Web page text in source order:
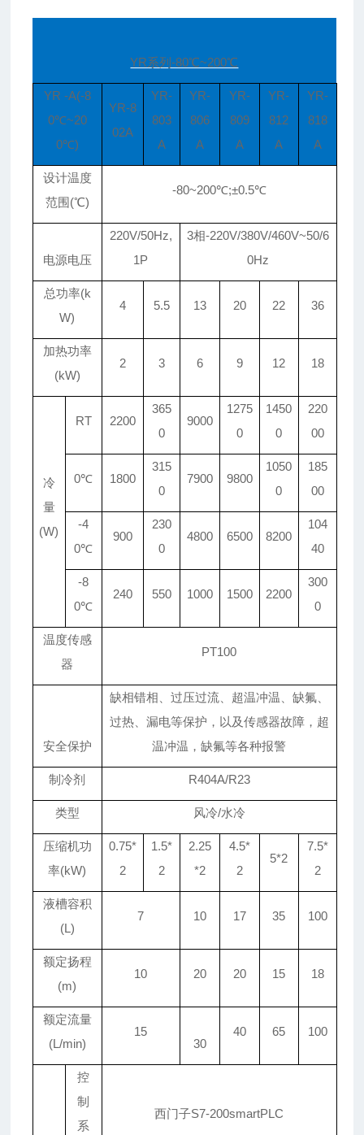
YR系列-80℃~200℃
YR -A(-8
0℃~20
0℃)
YR-8
02A
YR-
803
A
YR-
806
A
YR-
809
A
YR-
812
A
YR-
818
A
设计温度
范围(℃)
-80~200℃;±0.5℃
电源电压
220V/50Hz,
1P
3相-220V/380V/460V~50/6
0Hz
总功率(k
W)
4 5.5 13 20 22 36
加热功率
(kW)
2 3 6 9 12 18
冷
量
(W)
RT 2200
365
0
9000
1275
0
1450
0
220
00
0℃ 1800
315
0
7900 9800
1050
0
185
00
-4
0℃
900
230
0
4800 6500 8200
104
40
-8
0℃
240 550 1000 1500 2200
300
0
温度传感
器
PT100
安全保护
缺相错相、过压过流、超温冲温、缺氟、
过热、漏电等保护，以及传感器故障，超
温冲温，缺氟等各种报警
制冷剂 R404A/R23
类型 风冷/水冷
压缩机功
率(kW)
0.75*
2
1.5*
2
2.25
*2
4.5*
2
5*2
7.5*
2
液槽容积
(L)
7 10 17 35 100
额定扬程
(m)
10 20 20 15 18
额定流量
(L/min)
15
30
40 65 100
控
制
系
西门子S7-200smartPLC